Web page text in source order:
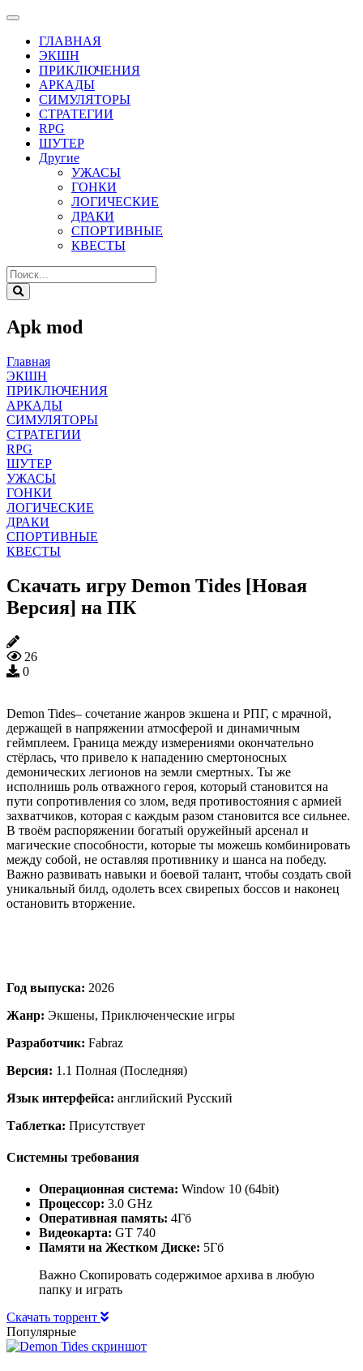
ГЛАВНАЯ
ЭКШН
ПРИКЛЮЧЕНИЯ
АРКАДЫ
СИМУЛЯТОРЫ
СТРАТЕГИИ
RPG
ШУТЕР
Другие
УЖАСЫ
ГОНКИ
ЛОГИЧЕСКИЕ
ДРАКИ
СПОРТИВНЫЕ
КВЕСТЫ
Apk mod
Главная
ЭКШН
ПРИКЛЮЧЕНИЯ
АРКАДЫ
СИМУЛЯТОРЫ
СТРАТЕГИИ
RPG
ШУТЕР
УЖАСЫ
ГОНКИ
ЛОГИЧЕСКИЕ
ДРАКИ
СПОРТИВНЫЕ
КВЕСТЫ
Скачать игру Demon Tides [Новая
Версия] на ПК
26
0
Demon Tides– сочетание жанров экшена и РПГ, с мрачной,
держащей в напряжении атмосферой и динамичным
геймплеем. Граница между измерениями окончательно
стёрлась, что привело к нападению смертоносных
демонических легионов на земли смертных. Ты же
исполнишь роль отважного героя, который становится на
пути сопротивления со злом, ведя противостояния с армией
захватчиков, которая с каждым разом становится все сильнее.
В твоём распоряжении богатый оружейный арсенал и
магические способности, которые ты можешь комбинировать
между собой, не оставляя противнику и шанса на победу.
Важно развивать навыки и боевой талант, чтобы создать свой
уникальный билд, одолеть всех свирепых боссов и наконец
остановить вторжение.
Год выпуска: 2026
Жанр: Экшены, Приключенческие игры
Разработчик: Fabraz
Версия: 1.1 Полная (Последняя)
Язык интерфейса: английский Русский
Таблетка: Присутствует
Системны требования
Операционная система: Window 10 (64bit)
Процессор: 3.0 GHz
Оперативная память: 4Гб
Видеокарта: GT 740
Памяти на Жестком Диске: 5Гб
Важно Скопировать содержимое архива в любую
папку и играть
Скачать торрент
Популярные